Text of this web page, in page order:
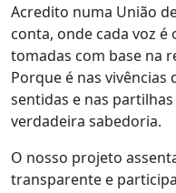
Acredito numa União
conta, onde cada voz é
tomadas com base na
Porque é nas vivências
sentidas e nas
verdadeira sabedoria.
O nosso projeto
transparente e